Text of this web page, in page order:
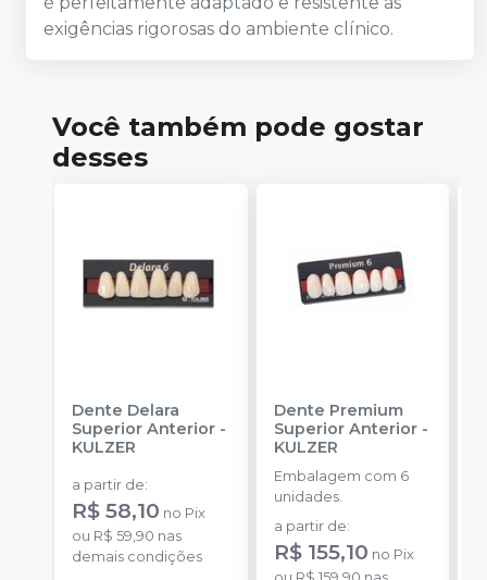
exigências rigorosas do ambiente clínico.
Você também pode gostar
desses
Dente Delara
Superior Anterior -
KULZER
a partir de:
R$ 58,10 no Pix
ou R$ 59,90 nas
demais condições
Dente Premium
Superior Anterior-
KULZER
Embalagem com 6
unidades.
a partir de:
R$ 155,10 no Pix